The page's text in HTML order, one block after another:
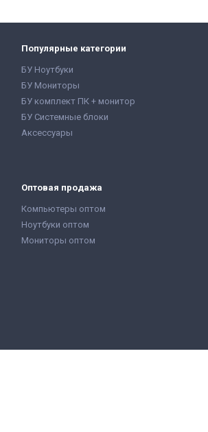
Популярные категории
БУ Ноутбуки
БУ Мониторы
БУ комплект ПК + монитор
БУ Системные блоки
Аксессуары
Оптовая продажа
Компьютеры оптом
Ноутбуки оптом
Мониторы оптом